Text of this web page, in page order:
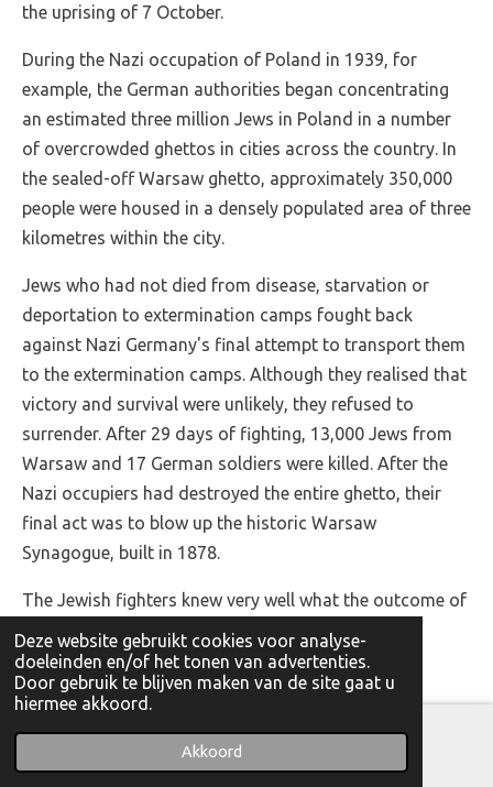
Deze website gebruikt cookies voor analyse-
doeleinden en/of het tonen van advertenties.
Door gebruik te blijven maken van de site gaat u
hiermee akkoord.
Akkoord
the uprising of 7 October.
During the Nazi occupation of Poland in 1939, for
example, the German authorities began concentrating
an estimated three million Jews in Poland in a number
of overcrowded ghettos in cities across the country. In
the sealed-off Warsaw ghetto, approximately 350,000
people were housed in a densely populated area of three
kilometres within the city.
Jews who had not died from disease, starvation or
deportation to extermination camps fought back
against Nazi Germany's final attempt to transport them
to the extermination camps. Although they realised that
victory and survival were unlikely, they refused to
surrender. After 29 days of fighting, 13,000 Jews from
Warsaw and 17 German soldiers were killed. After the
Nazi occupiers had destroyed the entire ghetto, their
final act was to blow up the historic Warsaw
Synagogue, built in 1878.
The Jewish fighters knew very well what the outcome of
their resistance would be. However, they chose to
determine how they would die: in Treblinka or in
resistance.
After years of humiliation, Palestinian resistance
fighters also chose to escape from the inhumane ghetto
E-mailadres